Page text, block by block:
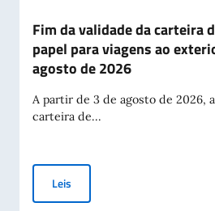
Fim da validade da carteira
papel para viagens ao
agosto de 2026
A partir de 3 de agosto de 2026,
carteira de...
Leis